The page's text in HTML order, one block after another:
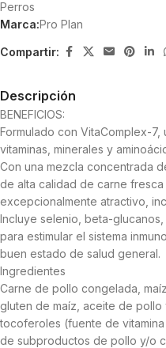
Perros
Marca:Pro Plan
Compartir:
Descripción
BENEFICIOS:
Formulado con VitaComplex-
vitaminas, minerales y
Con una mezcla concentrada
de alta calidad de carne
excepcionalmente atractivo,
Incluye selenio, beta-
para estimular el sistema
buen estado de salud general.
Ingredientes
Carne de pollo congelada,
gluten de maíz, aceite de
tocoferoles (fuente de
de subproductos de pollo y/o